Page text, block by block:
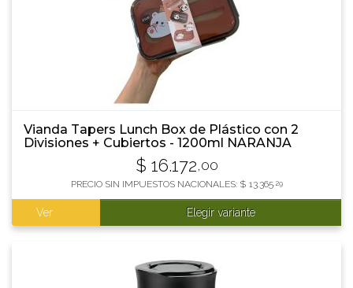
Vianda Tapers Lunch Box de Plástico con 2
Divisiones + Cubiertos - 1200ml NARANJA
$ 16.172,00
PRECIO SIN IMPUESTOS NACIONALES: $ 13.365,29
Ver Elegir variante